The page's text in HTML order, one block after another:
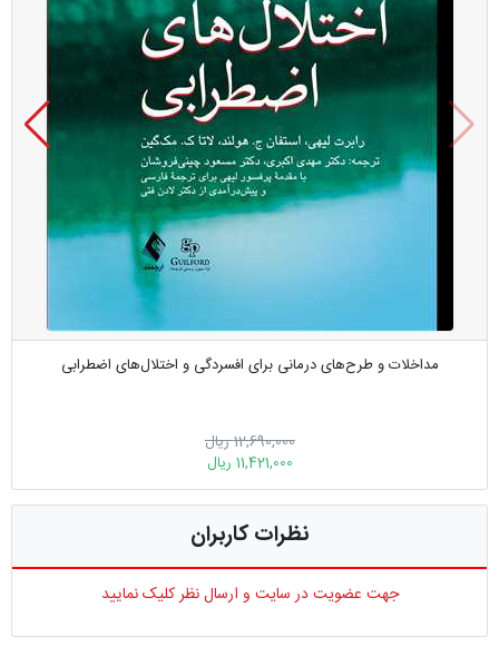
مداخلات و طرح‌های درمانی برای افسردگی و اختلال‌های اضطرابی
12,690,000 ریال
11,421,000 ریال
نظرات کاربران
جهت عضویت در سایت و ارسال نظر کلیک نمایید